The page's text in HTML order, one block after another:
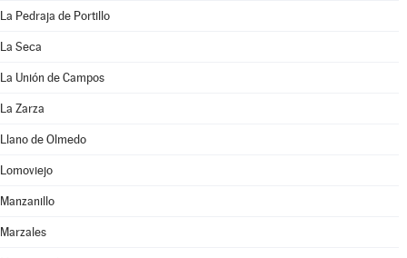
La Pedraja de Portillo
La Seca
La Unión de Campos
La Zarza
Llano de Olmedo
Lomoviejo
Manzanillo
Marzales